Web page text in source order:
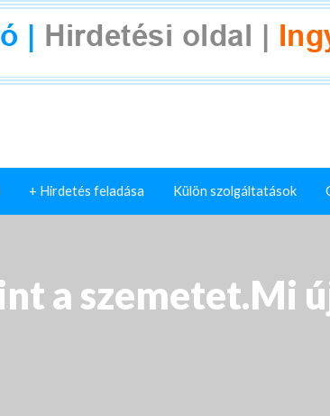
+ Hirdetés feladása Külön szolgáltatások
a szemetet.Mi